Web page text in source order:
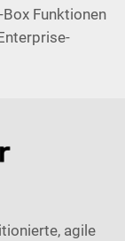
Funktionen
agile